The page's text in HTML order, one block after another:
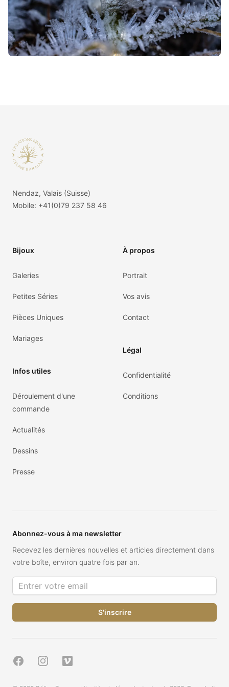
Nendaz, Valais (Suisse)
Mobile: +41(0)79 237 58 46
Bijoux
Galeries
Petites Séries
Pièces Uniques
Mariages
Infos utiles
Déroulement d'une
commande
Actualités
Dessins
Presse
À propos
Portrait
Vos avis
Contact
Légal
Confidentialité
Conditions
Abonnez-vous à ma newsletter
Recevez les dernières nouvelles et articles directement dans
votre boîte, environ quatre fois par an.
Adresse de courriel
FacebookInstagramVimeo